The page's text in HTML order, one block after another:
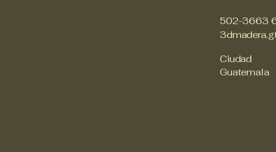
502-3663
Ciudad
Guatemala